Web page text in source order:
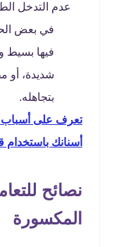
عدم التدخل
في بعض
فيها بسيط
شديدة، أو
بتجاهله.
تعرف على أسباب
أسنانك باستخدام
نصائح
المكسورة